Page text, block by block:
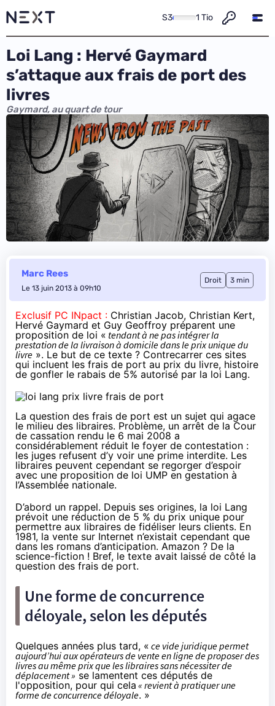
S3 1 Tio
Loi Lang : Hervé Gaymard
s’attaque aux frais de port des
livres
Gaymard, au quart de tour
Marc Rees
Le 13 juin 2013 à 09h10
Droit 3 min
Exclusif PC INpact : Christian Jacob, Christian Kert,
Hervé Gaymard et Guy Geoffroy préparent une
proposition de loi « tendant à ne pas intégrer la
prestation de la livraison à domicile dans le prix unique du
livre ». Le but de ce texte ? Contrecarrer ces sites
qui incluent les frais de port au prix du livre, histoire
de gonfler le rabais de 5% autorisé par la loi Lang.
La question des frais de port est un sujet qui agace
le milieu des libraires. Problème, un arrêt de la Cour
de cassation rendu le 6 mai 2008 a
considérablement réduit le foyer de contestation :
les juges refusent d’y voir une prime interdite. Les
libraires peuvent cependant se regorger d’espoir
avec une proposition de loi UMP en gestation à
l’Assemblée nationale.
D’abord un rappel. Depuis ses origines, la loi Lang
prévoit une réduction de 5 % du prix unique pour
permettre aux libraires de fidéliser leurs clients. En
1981, la vente sur Internet n’existait cependant que
dans les romans d’anticipation. Amazon ? De la
science-fiction ! Bref, le texte avait laissé de côté la
question des frais de port.
Une forme de concurrence
déloyale, selon les députés
Quelques années plus tard, « ce vide juridique permet
aujourd’hui aux opérateurs de vente en ligne de proposer des
livres au même prix que les libraires sans nécessiter de
déplacement » se lamentent ces députés de
l'opposition, pour qui cela « revient à pratiquer une
forme de concurrence déloyale. »